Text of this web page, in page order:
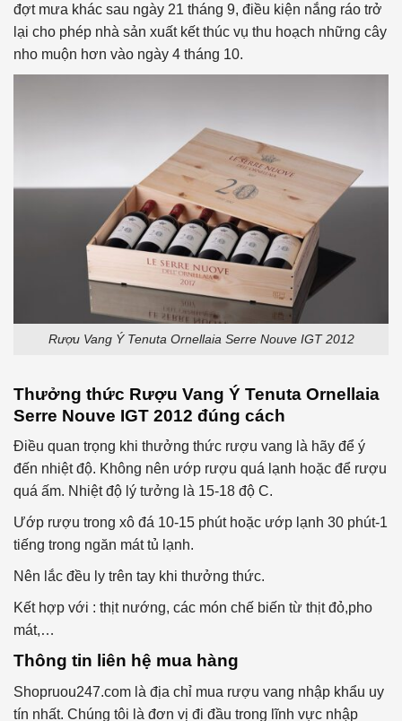
đợt mưa khác sau ngày 21 tháng 9, điều kiện nắng ráo trở
lại cho phép nhà sản xuất kết thúc vụ thu hoạch những cây
nho muộn hơn vào ngày 4 tháng 10.
Rượu Vang Ý Tenuta Ornellaia Serre Nouve IGT 2012
Thưởng thức Rượu Vang Ý Tenuta Ornellaia
Serre Nouve IGT 2012 đúng cách
Điều quan trọng khi thưởng thức rượu vang là hãy để ý
đến nhiệt độ. Không nên ướp rượu quá lạnh hoặc để rượu
quá ấm. Nhiệt độ lý tưởng là 15-18 độ C.
Ướp rượu trong xô đá 10-15 phút hoặc ướp lạnh 30 phút-1
tiếng trong ngăn mát tủ lạnh.
Nên lắc đều ly trên tay khi thưởng thức.
Kết hợp với : thịt nướng, các món chế biến từ thịt đỏ,pho
mát,…
Thông tin liên hệ mua hàng
Shopruou247.com là địa chỉ mua rượu vang nhập khẩu uy
tín nhất. Chúng tôi là đơn vị đi đầu trong lĩnh vực nhập